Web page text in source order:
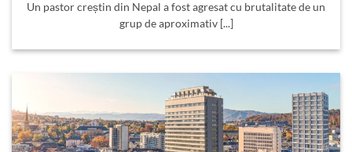
Un pastor creștin din Nepal a fost agresat cu brutalitate de un
grup de aproximativ [...]